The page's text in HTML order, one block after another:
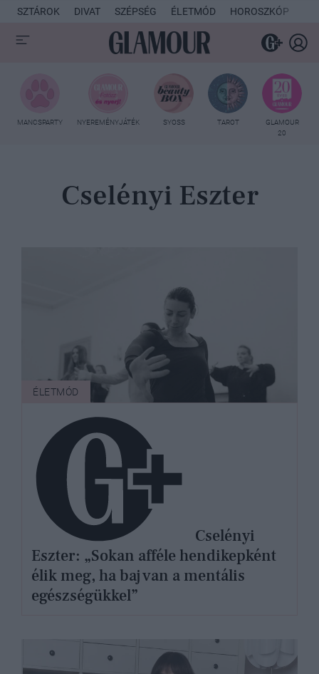
SZTÁROK DIVAT SZÉPSÉG ÉLETMÓD HOROSZKÓP
MANCSPARTY NYEREMÉNYJÁTÉK SYOSS TAROT
GLAMOUR
20
Cselényi Eszter
ÉLETMÓD
Cselényi
Eszter: „Sokan afféle hendikepként
élik meg, ha baj van a mentális
egészségükkel”